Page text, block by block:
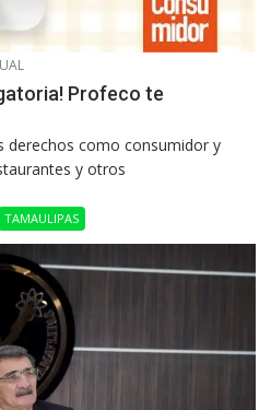
Profeco te
derechos como consumidor y
y otros
TAMAULIPAS